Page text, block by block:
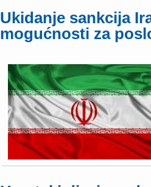
Ukidanje sankcija
mogućnosti za